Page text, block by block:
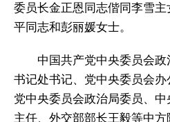
委员长金正恩同志偕同李雪
平同志和彭丽媛女士。
中国共产党中央委员会
书记处书记、党中央委员会
党中央委员会政治局委员、
主任、外交部部长王毅等中